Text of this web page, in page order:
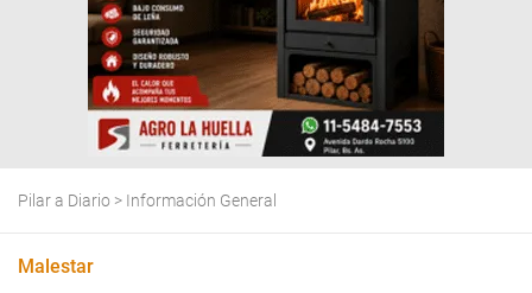
Pilar a Diario > Información General
Malestar